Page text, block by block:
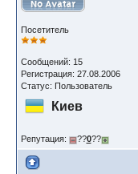
Посетитель
Сообщений: 15
Регистрация: 27.08.2006
Статус: Пользователь
Киев
Репутация: ??0??